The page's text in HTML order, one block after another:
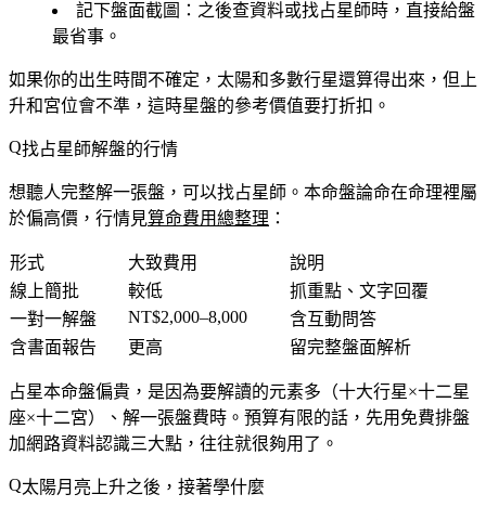
記下盤面截圖 ：之後查資料或找占星師時，直接給盤
最省事。
如果你的出生時間不確定，太陽和多數行星還算得出來，但 上
升和宮位會不準 ，這時星盤的參考價值要打折扣。
找占星師解盤的行情
想聽人完整解一張盤，可以找占星師。本命盤論命在命理裡屬
於偏高價，行情見算命費用總整理 ：
形式 大致費用
說明
線上簡批
較低
抓重點、文字回覆
一對一解盤
NT$2,000–8,000
含互動問答
含書面報告
更高 留完整盤面解析
占星本命盤偏貴，是因為要解讀的元素多（十大行星×十二星
座×十二宮）、解一張盤費時。預算有限的話，先用免費排盤
加網路資料認識三大點，往往就很夠用了。
太陽月亮上升之後，接著學什麼